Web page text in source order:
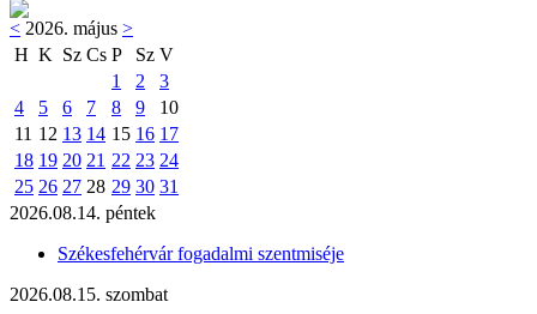
< 2026. május >
H K Sz Cs P Sz V
1
2
3
4
5 6 7 8 9
10
11 12 13 14 15 16 17
18 19 20 21 22 23 24
25 26 27 28 29 30 31
2026.08.14. péntek
Székesfehérvár fogadalmi szentmiséje
2026.08.15. szombat